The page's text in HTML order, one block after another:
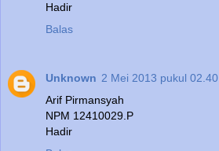
Hadir
Balas
Unknown 2 Mei 2013 pukul 02.40
Arif Pirmansyah
NPM 12410029.P
Hadir